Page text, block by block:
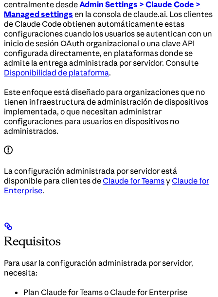
centralmente desdeAdmin Settings > Claude Code >
Managed settings en la consola de claude.ai. Los clientes
de Claude Code obtienen automáticamente estas
configuraciones cuando los usuarios se autentican con un
inicio de sesión OAuth organizacional o una clave API
configurada directamente, en plataformas donde se
admite la entrega administrada por servidor. Consulte
Disponibilidad de plataforma.
Este enfoque está diseñado para organizaciones que no
tienen infraestructura de administración de dispositivos
implementada, o que necesitan administrar
configuraciones para usuarios en dispositivos no
administrados.
La configuración administrada por servidor está
disponible para clientes deClaude for TeamsyClaude for
Enterprise.
Requisitos
Para usar la configuración administrada por servidor,
necesita:
Plan Claude for Teams o Claude for Enterprise